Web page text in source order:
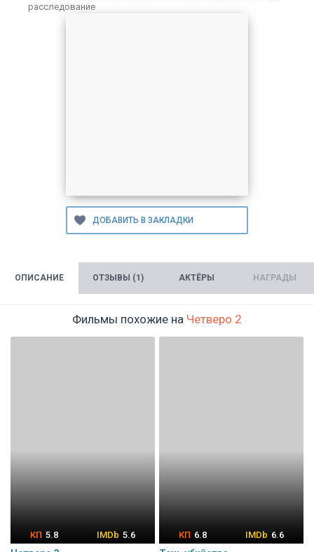
расследование
ОПИСАНИЕ ОТЗЫВЫ (1) АКТЁРЫ НАГРАДЫ
Фильмы похожие на Четверо 2
5.8 5.6 6.8 6.6